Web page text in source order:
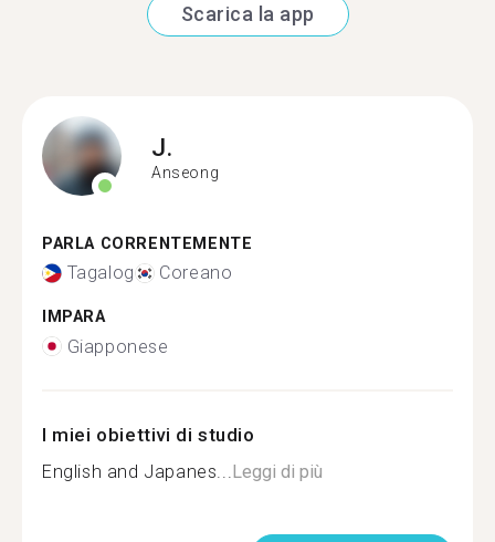
Scarica la app
J.
Anseong
PARLA CORRENTEMENTE
Tagalog Coreano
IMPARA
Giapponese
I miei obiettivi di studio
English and Japanes... Leggi di più